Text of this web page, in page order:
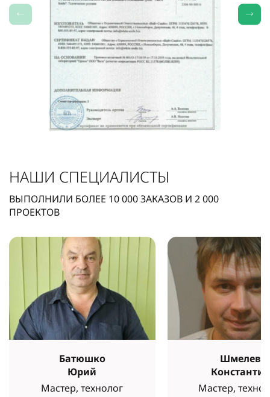
НАШИ СПЕЦИАЛИСТЫ
ВЫПОЛНИЛИ БОЛЕЕ 10 000ЗАКАЗОВ И 2 000
ПРОЕКТОВ
Батюшко
Юрий
Мастер, технолог
Шмелев
Константин
Мастер,